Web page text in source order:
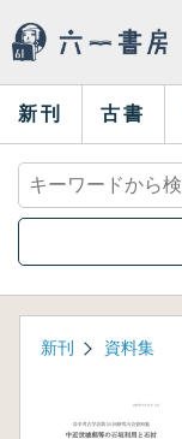
新刊 古書
新刊 資料集